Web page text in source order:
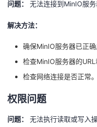
问题： 无法连接到MinIO服务
解决方法：
确保MinIO服务器已正确
检查MinIO服务器的URL
检查网络连接是否正常。
权限问题
问题： 无法执行读取或写入操